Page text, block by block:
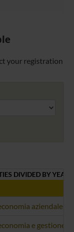
your registration
DIVIDED BY YEAR
aziendale
e gestione